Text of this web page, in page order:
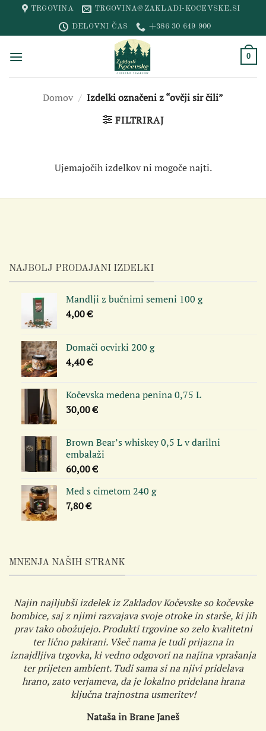
content
TRGOVINA TRGOVINA@ZAKLADI-KOCEVSKE.SI
DELOVNI ČAS +386 30 649 900
0
Domov / Izdelki označeni z “ovčji sir čili”
FILTRIRAJ
Ujemajočih izdelkov ni mogoče najti.
MNENJA NAŠIH STRANK
Najin najljubši izdelek iz Zakladov Kočevske so kočevske
bombice, saj z njimi razvajava svoje otroke in starše, ki jih
prav tako obožujejo. Produkti trgovine so zelo kvalitetni
ter lično pakirani. Všeč nama je tudi prijazna in
iznajdljiva trgovka, ki vedno odgovori na najina vprašanja
ter prijeten ambient. Tudi sama si na njivi pridelava
hrano, zato verjameva, da je lokalno pridelana hrana
ključna trajnostna usmeritev!
Nataša in Brane Janeš
NAJBOLJ PRODAJANI IZDELKI
Mandlji z bučnimi semeni 100 g
4,00€
Domači ocvirki 200 g
4,40€
Kočevska medena penina 0,75 L
30,00€
Brown Bear’s whiskey 0,5 L v darilni
embalaži
60,00€
Med s cimetom 240 g
7,80€